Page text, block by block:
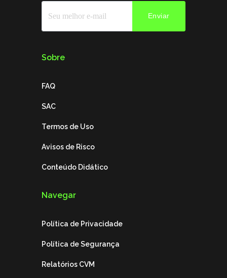
Enviar
Sobre
FAQ
SAC
Termos de Uso
Avisos de Risco
Conteúdo Didático
Navegar
Política de Privacidade
Política de Segurança
Relatórios CVM